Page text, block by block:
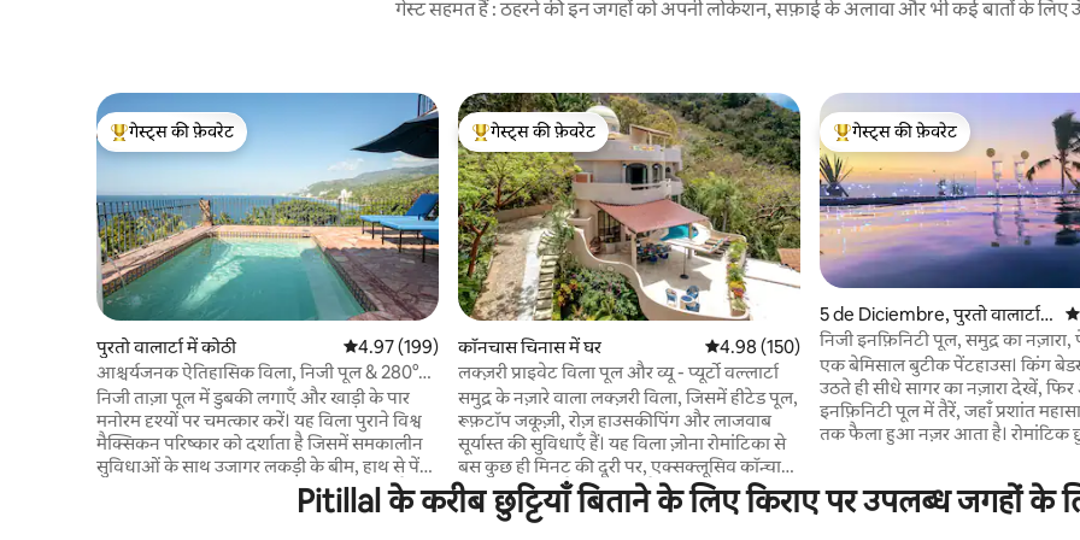
गेस्ट सहमत हैं : ठहरने की इन जगहों को अपनी लोकेशन, सफ़ाई के अलावा और भी कई बातों के लिए
गेस्ट्स का टॉप फ़ेवरेट
गेस्ट्स की फ़ेवरेट
पुरतो वालार्टा में कोठी औसत रेटिंग 5 में से 4.97, 199 समीक्षाएँ
4.97 (199)
आश्चर्यजनक ऐतिहासिक विला, निजी पूल & 280°
दृश्य
निजी ताज़ा पूल में डुबकी लगाएँ और खाड़ी के पार
मनोरम दृश्यों पर चमत्कार करें। यह विला पुराने विश्व
मैक्सिकन परिष्कार को दर्शाता है जिसमें समकालीन
सुविधाओं के साथ उजागर लकड़ी के बीम, हाथ से पेंट
की गई टाइलें और औपनिवेशिक प्राचीन वस्तुएं हैं।
हमारा विला उत्तर में उत्तर में प्यूर्टो वल्लर्टा और दक्षिण
गेस्ट्स का टॉप फ़ेवरेट
गेस्ट्स की फ़ेवरेट
कॉनचास चिनास में घर औसत रेटिंग 5 में से 4.98, 150 समीक्षाएँ
4.98 (150)
लक्ज़री प्राइवेट विला पूल और व्यू - प्यूर्टो वल्लार्टा
समुद्र के नज़ारे वाला लक्ज़री विला, जिसमें हीटेड पूल,
रूफ़टॉप जकूज़ी, रोज़ हाउसकीपिंग और लाजवाब
सूर्यास्त की सुविधाएँ हैं। यह विला ज़ोना रोमांटिका से
बस कुछ ही मिनट की दूरी पर, एक्सक्लूसिव कॉन्चास
चीनास में मौजूद है। इसमें 4 अटैच बाथरूम वाले
बेडरूम, 2 ट्विन बेड वाला एक टीवी रूम और 6.5
गेस्ट्स का टॉप फ़ेवरेट
गेस्ट्स की फ़ेवरेट
5 de Diciembre, पुरतो वालार्टा
में लॉफ़्ट
निजी इनफ़िनिटी पूल, समुद्र का नज़ारा,
बीच
एक बेमिसाल बुटीक पेंटहाउस। किंग
उठते ही सीधे सागर का नज़ारा देखें,
इनफ़िनिटी पूल में तैरें, जहाँ प्रशांत
तक फैला हुआ नज़र आता है। रोमांटिक छुट्टियों के
स्मार्ट टीवी है, जो सुईट में आप जहाँ भी
आपका पीछा करता है। पूरी तरह
Pitillal के करीब छुट्टियाँ बिताने के लिए किराए पर उपलब्ध जगहों के